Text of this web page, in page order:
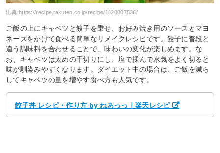
出典:https://recipe.rakuten.co.jp/recipe/1820007536/
ご飯の上にキャベツと餃子を乗せ、お好み焼き用のソースとマヨ
ネーズをかけて食べる簡単なリメイクレシピです。餃子に普段と
違う調味料を合わせることで、味わいの変化が楽しめます。な
お、キャベツは太めの千切りにし、塩で揉んで水気をよく切ると
味が馴染みやすくなります。ダイエット中の場合は、ご飯を減ら
してキャベツの量を増やす食べ方も人気です。
餃子丼 レシピ・作り方 by ねあっっ｜楽天レシピ